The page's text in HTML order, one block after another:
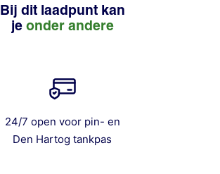
Bij dit laadpunt kan
je onder andere
24/7 open voor pin- en
Den Hartog tankpas